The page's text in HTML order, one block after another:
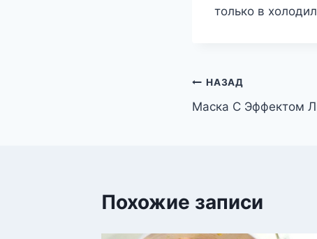
только в
Навигация
по
НАЗАД
Маска С Эффектом
Похожие записи